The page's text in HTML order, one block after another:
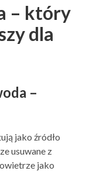
– który
dla
–
jako źródło
usuwane z
jako